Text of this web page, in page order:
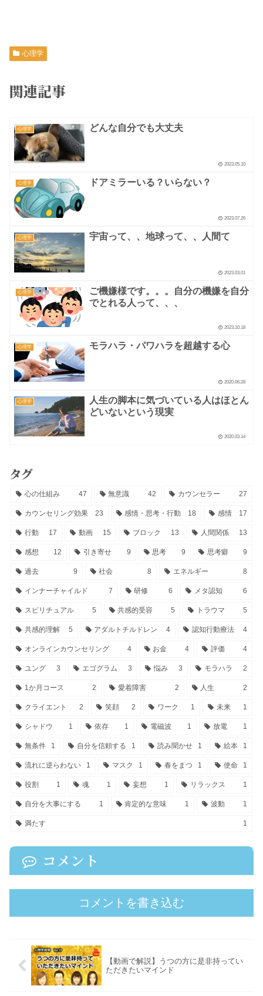
心理学
関連記事
心理学 どんな自分でも大丈夫
2023.05.10
心理学 ドアミラーいる？いらない？
2023.07.26
心理学 宇宙って、、地球って、、人間て
2023.03.01
心理学
ご機嫌様です。。。自分の機嫌を自分
でとれる人って、、、
2023.10.18
心理学 モラハラ・パワハラを超越する心
2020.06.28
心理学
人生の脚本に気づいている人はほとん
どいないという現実
2020.03.14
タグ
心の仕組み 47 無意識 42 カウンセラー 27
カウンセリング効果 23 感情・思考・行動 18 感情 17
行動 17 動画 15 ブロック 13 人間関係 13
感想 12 引き寄せ 9 思考 9 思考癖 9
過去 9 社会 8 エネルギー 8
インナーチャイルド 7 研修 6 メタ認知 6
スピリチュアル 5 共感的受容 5 トラウマ 5
共感的理解 5 アダルトチルドレン 4 認知行動療法 4
オンラインカウンセリング 4 お金 4 評価 4
ユング 3 エゴグラム 3 悩み 3 モラハラ 2
1か月コース 2 愛着障害 2 人生 2
クライエント 2 笑顔 2 ワーク 1 未来 1
シャドウ 1 依存 1 電磁波 1 放電 1
無条件 1 自分を信頼する 1 読み聞かせ 1 絵本 1
流れに逆らわない 1 マスク 1 春をまつ 1 使命 1
役割 1 魂 1 妄想 1 リラックス 1
自分を大事にする 1 肯定的な意味 1 波動 1
満たす 1
コメント
コメントを書き込む
【動画で解説】うつの方に是非持ってい
ただきたいマインド